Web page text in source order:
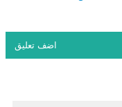
اضف تعليق